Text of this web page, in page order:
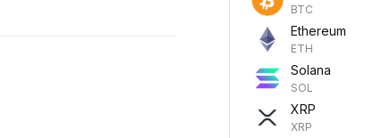
BTC
Ethereum
ETH
Solana
SOL
XRP
XRP